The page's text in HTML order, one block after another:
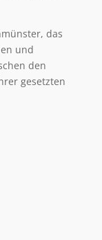
das
und
den
gesetzten